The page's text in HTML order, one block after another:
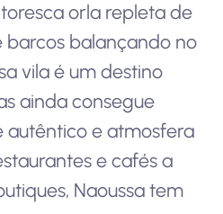
orla repleta de
barcos balançando no
vila é um destino
ainda consegue
autêntico e atmosfera
e cafés a
Naoussa tem